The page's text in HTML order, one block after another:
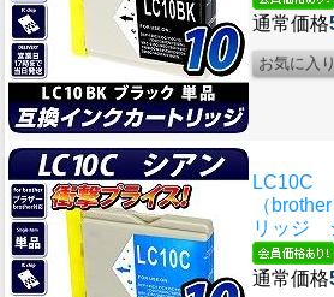
通常価格
LC10C
（
リッジ
通常価格